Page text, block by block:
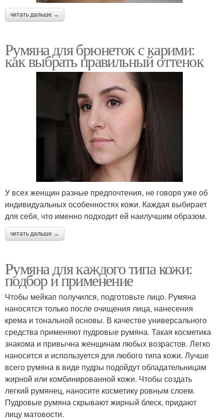
читать дальше →
Румяна для брюнеток с карими:
как выбрать правильный оттенок
У всех женщин разные предпочтения, не говоря уже об
индивидуальных особенностях кожи. Каждая выбирает
для себя, что именно подходит ей наилучшим образом.
читать дальше →
Румяна для каждого типа кожи:
подбор и применение
Чтобы мейкап получился, подготовьте лицо. Румяна
наносятся только после очищения лица, нанесения
крема и тональной основы. В качестве универсального
средства применяют пудровые румяна. Такая косметика
знакома и привычна женщинам любых возрастов. Легко
наносится и используется для любого типа кожи. Лучше
всего румяна в виде пудры подойдут обладательницам
жирной или комбинированной кожи. Чтобы создать
легкий румянец, наносите косметику ровным слоем.
Пудровые румяна скрывают жирный блеск, придают
лицу матовости.